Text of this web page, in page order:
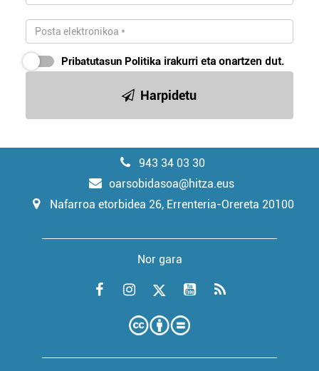
Pribatutasun Politika irakurri eta onartzen dut.
Harpidetu
943 34 03 30
oarsobidasoa@hitza.eus
Nafarroa etorbidea 26, Errenteria-Orereta 20100
Nor gara